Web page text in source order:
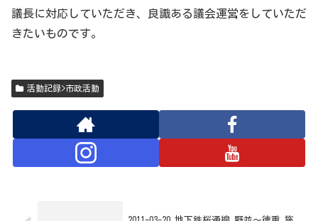
議長に対応していただき、良識ある議会運営をしていただ
きたいものです。
活動記録>市政活動